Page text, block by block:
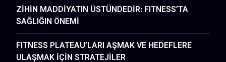
ZİHİN MADDİYATIN ÜSTÜNDEDİR: FITNESS’TA
SAĞLIĞIN ÖNEMİ
FITNESS PLATEAU’LARI AŞMAK VE HEDEFLERE
ULAŞMAK İÇİN STRATEJİLER